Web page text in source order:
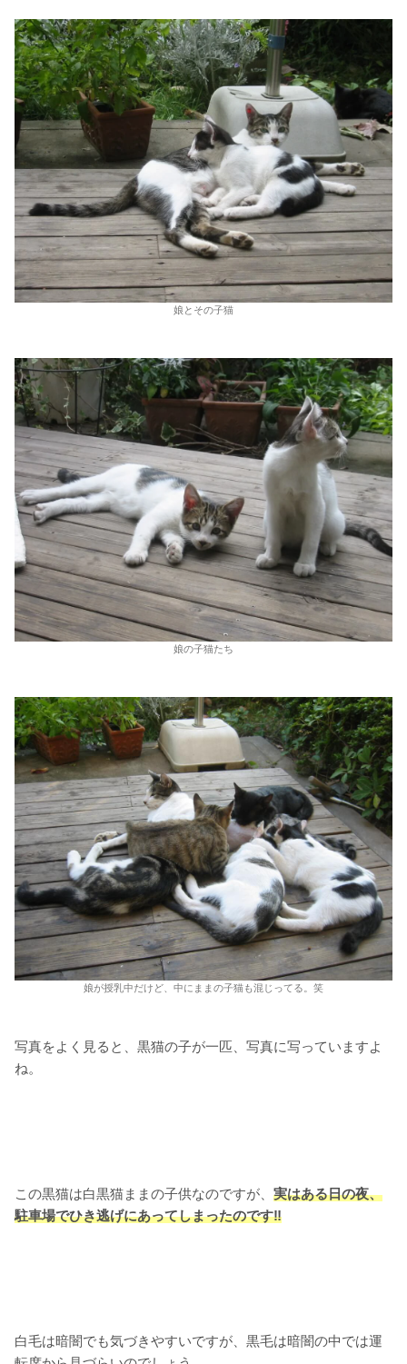
娘とその子猫
娘の子猫たち
娘が授乳中だけど、中にままの子猫も混じってる。笑
写真をよく見ると、黒猫の子が一匹、写真に写っていますよ
ね。
この黒猫は白黒猫ままの子供なのですが、 実はある日の夜、
駐車場でひき逃げにあってしまったのです‼
白毛は暗闇でも気づきやすいですが、黒毛は暗闇の中では運